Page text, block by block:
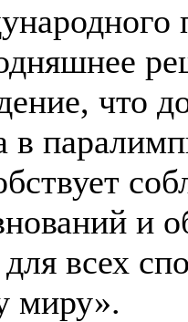
что
в
и
всех
миру».